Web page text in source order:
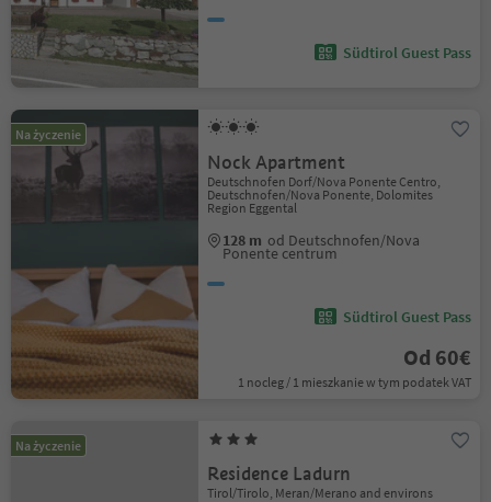
Südtirol Guest Pass
Na życzenie
Nock Apartment
Deutschnofen Dorf/Nova Ponente Centro,
Deutschnofen/Nova Ponente, Dolomites
Region Eggental
128 m od Deutschnofen/Nova
Ponente centrum
Südtirol Guest Pass
Od 60€
1 nocleg / 1 mieszkanie w tym podatek VAT
Na życzenie
Residence Ladurn
Tirol/Tirolo, Meran/Merano and environs